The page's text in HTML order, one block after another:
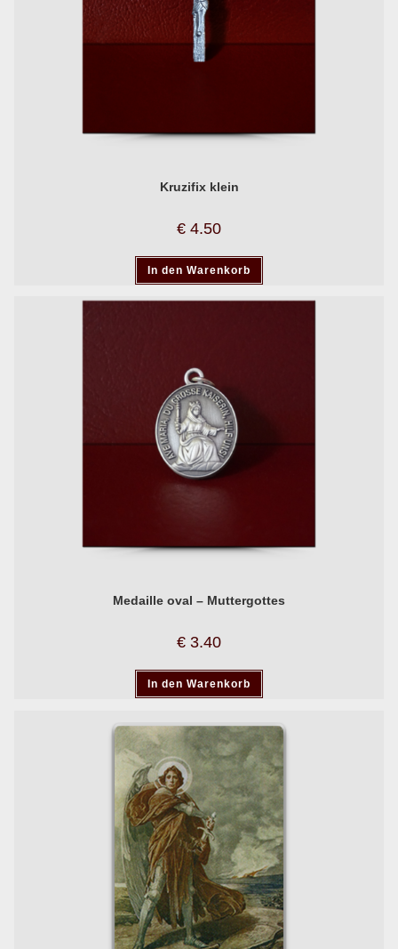
Kruzifix klein
€ 4.50
In den Warenkorb
Medaille oval – Muttergottes
€ 3.40
In den Warenkorb